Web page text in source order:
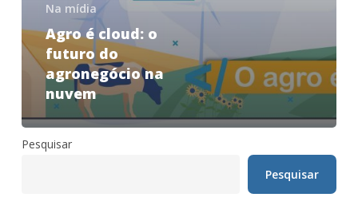
Na mídia
Agro é cloud: o
futuro do
agronegócio na
nuvem
Pesquisar
Pesquisar